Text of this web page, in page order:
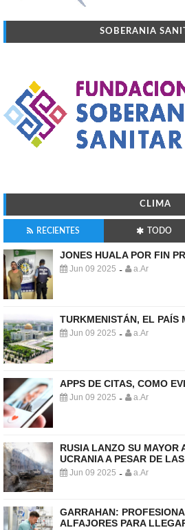
SOBERANIA
CLIMA
RECIENTES TODO
JONES HUALA POR FIN
Jun 09 2025 - a.Ar
TURKMENISTÁN, EL PAÍS
Jun 09 2025 - a.Ar
APPS DE CITAS, COMO
Jun 09 2025 - a.Ar
RUSIA LANZO SU MAYOR
UCRANIA A PESAR DE
Jun 09 2025 - a.Ar
GARRAHAN:
ALFAJORES PARA